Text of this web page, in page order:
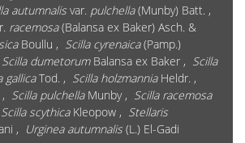
autumnalis var. pulchella(Munby) Batt. ,
racemosa(Balansa ex Baker) Asch. &
Boullu , Scilla cyrenaica(Pamp.)
Scilla dumetorumBalansa ex Baker , Scilla
gallicaTod. , Scilla holzmanniaHeldr. ,
Scilla pulchellaMunby , Scilla racemosa
Scilla scythicaKleopow , Stellaris
, Urginea autumnalis (L.) El-Gadi